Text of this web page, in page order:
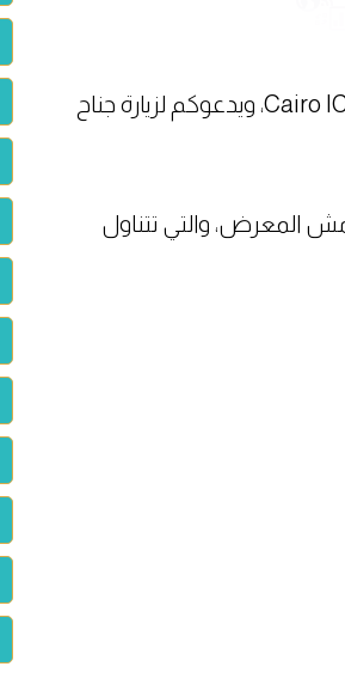
يعلن الجهاز القومي لتنظيم الاتصالات عن مشاركته في معرض Cairo ICT 2025، ويدعوكم لزيارة جناح
المعرض، والتي تتناول